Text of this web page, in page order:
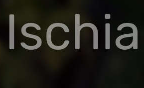
Ischia